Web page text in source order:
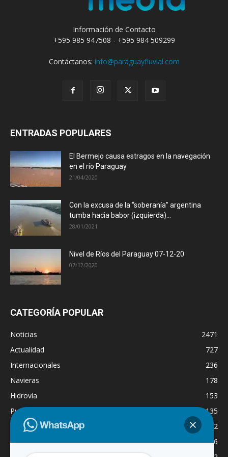
Información de Contacto
+595 985 947508 - +595 984 509299
Contáctanos: info@paraguayfluvial.com
ENTRADAS POPULARES
El Bermejo causa estragos en la navegación
en el río Paraguay
21/04/2020
Con la excusa de la “soberanía” argentina
tumba hacia babor (izquierda)...
28/01/2021
Nivel de Ríos del Paraguay 07-12-20
07/12/2020
CATEGORÍA POPULAR
Noticias
2471
Actualidad
727
Internacionales
236
Navieras
178
Hidrovía
153
Puertos
135
Economía
132
Nacionales
126